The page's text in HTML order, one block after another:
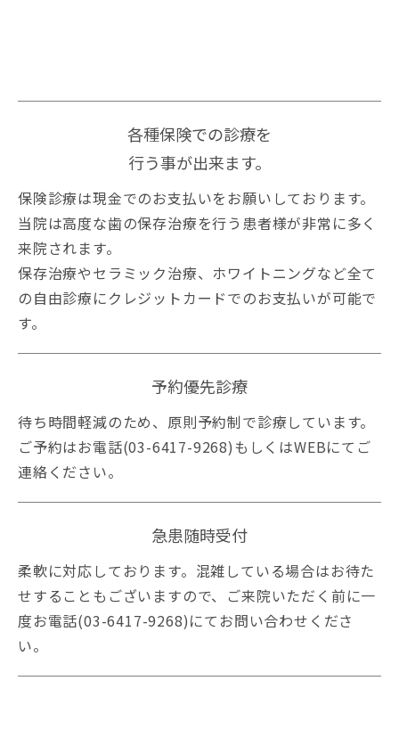
各種保険での診療を
行う事が出来ます。
保険診療は現金でのお支払いをお願いしております。
当院は高度な歯の保存治療を行う患者様が非常に多く
来院されます。
保存治療やセラミック治療、ホワイトニングなど全て
の自由診療にクレジットカードでのお支払いが可能で
す。
予約優先診療
待ち時間軽減のため、原則予約制で診療しています。
ご予約はお電話(03-6417-9268)もしくはWEBにてご
連絡ください。
急患随時受付
柔軟に対応しております。混雑している場合はお待た
せすることもございますので、ご来院いただく前に一
度お電話(03-6417-9268)にてお問い合わせくださ
い。